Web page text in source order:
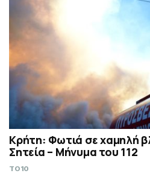
Κρήτη: Φωτιά σε χαμηλή
Σητεία – Μήνυμα του 112
TO10